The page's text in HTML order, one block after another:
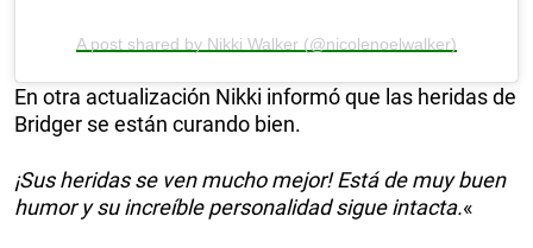
A post shared by Nikki Walker (@nicolenoelwalker)
En otra actualización Nikki informó que las heridas de
Bridger se están curando bien.
¡Sus heridas se ven mucho mejor! Está de muy buen
humor y su increíble personalidad sigue intacta.«